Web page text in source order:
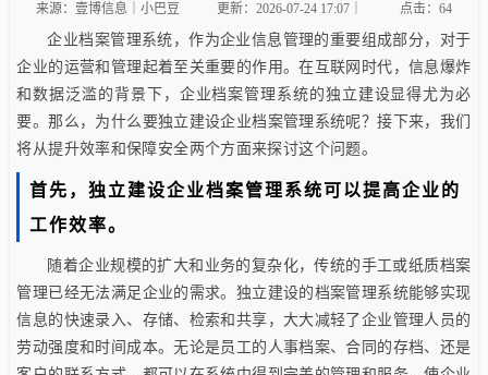
来源：壹博信息｜小巴豆 更新：2026-07-24 17:07｜ 点击：64
企业档案管理系统，作为企业信息管理的重要组成部分，对于
企业的运营和管理起着至关重要的作用。在互联网时代，信息爆炸
和数据泛滥的背景下，企业档案管理系统的独立建设显得尤为必
要。那么，为什么要独立建设企业档案管理系统呢？接下来，我们
将从提升效率和保障安全两个方面来探讨这个问题。
首先，独立建设企业档案管理系统可以提高企业的
工作效率。
随着企业规模的扩大和业务的复杂化，传统的手工或纸质档案
管理已经无法满足企业的需求。独立建设的档案管理系统能够实现
信息的快速录入、存储、检索和共享，大大减轻了企业管理人员的
劳动强度和时间成本。无论是员工的人事档案、合同的存档、还是